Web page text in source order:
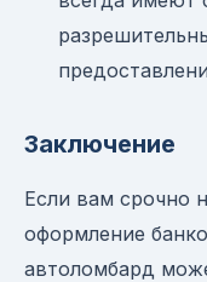
Заключение
Если вам срочно
оформление
автоломбард